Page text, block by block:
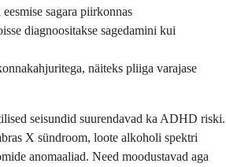
sagara piirkonnas
diagnoositakse sagedamini kui
näiteks pliiga varajase
seisundid suurendavad ka ADHD riski.
X sündroom, loote alkoholi spektri
anomaaliad. Need moodustavad aga